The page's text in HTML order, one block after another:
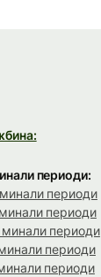
периоди:
периоди
периоди
минали периоди
периоди
периоди